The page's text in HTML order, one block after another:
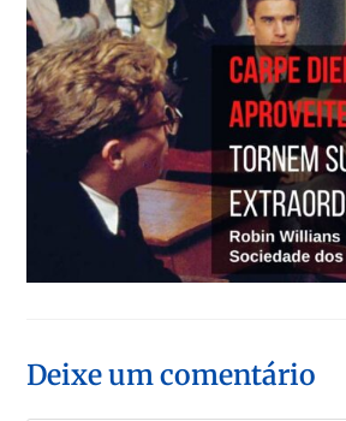
Deixe um comentário